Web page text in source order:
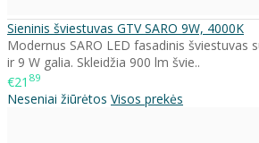
Sieninis šviestuvas GTV SARO 9W, 4000K
Modernus SARO LED fasadinis šviestuvas
ir 9 W galia. Skleidžia 900 lm švie..
€21 89
Neseniai žiūrėtos Visos prekės